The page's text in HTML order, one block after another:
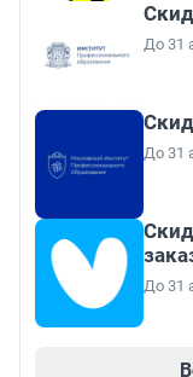
До 31
До 31
До 31